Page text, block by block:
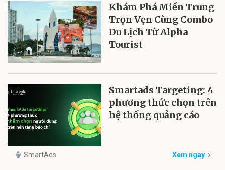
Khám Phá Miền Trung
Trọn Vẹn Cùng Combo
Du Lịch Từ Alpha
Tourist
Smartads Targeting: 4
phương thức chọn trên
hệ thống quảng cáo
SmartAds Xem ngay